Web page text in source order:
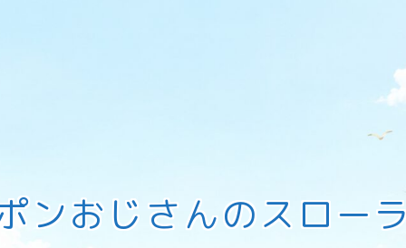
ンおじさんのスロー